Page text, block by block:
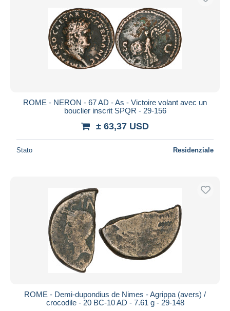
ROME - NERON - 67 AD - As - Victoire volant avec un
bouclier inscrit SPQR - 29-156
± 63,37 USD
Stato Residenziale
ROME - Demi-dupondius de Nimes - Agrippa (avers) /
crocodile - 20 BC-10 AD - 7.61 g - 29-148